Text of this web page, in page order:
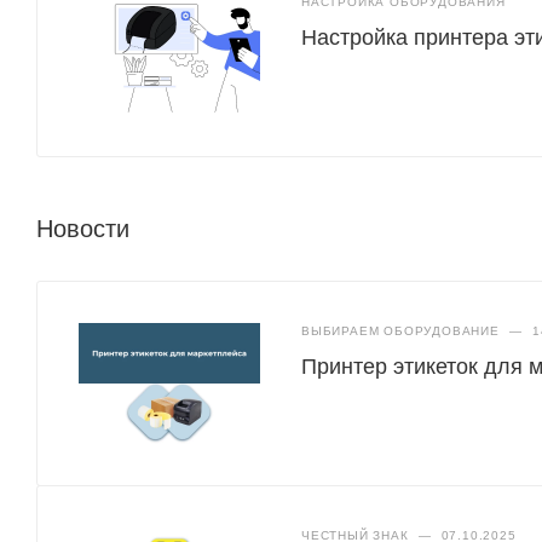
Настройка принтера
Новости
ВЫБИРАЕМ ОБОРУДОВАНИЕ —
Принтер этикеток для
ЧЕСТНЫЙ ЗНАК — 07.10.2025